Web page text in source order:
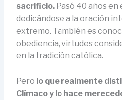
sacrificio.Pasó 40 años en
dedicándose a la oración
extremo. También es
obediencia, virtudes
en la tradición católica.
Pero lo que realmente
Clímaco y lo hace